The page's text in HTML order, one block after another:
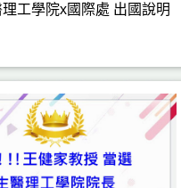
學院x國際處 出國說明